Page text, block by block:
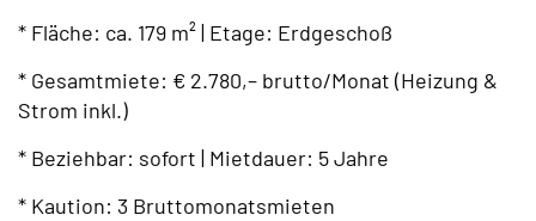
* Fläche: ca. 179 m² | Etage: Erdgeschoß
* Gesamtmiete: € 2.780,– brutto/Monat (Heizung &
Strom inkl.)
* Beziehbar: sofort | Mietdauer: 5 Jahre
* Kaution: 3 Bruttomonatsmieten